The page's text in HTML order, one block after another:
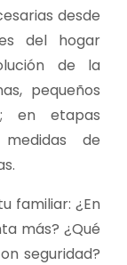
desde
del hogar
de la
pequeños
en etapas
de
familiar: ¿En
más? ¿Qué
seguridad?